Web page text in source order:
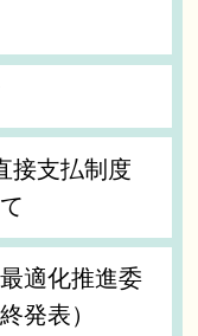
接支払制度
適化推進委
発表）